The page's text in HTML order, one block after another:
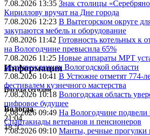
7.08.2026 13:35 Знак столицы
Кириллову вручат на Дне города
7.08.2026 12:23 В Вытегорском округе
закупаются мебель и оборудование
7.08.2026 11:42 Готовность котельных к
на Вологодчине превысила 65%
7.08.2026 11:25 Новые аппараты МРТ
медучреждениях Вологодской области
7.08.2026 10:41 В Устюжне отметят 774-
фестивалем кузнечного мастерства
7.08.2026 10:18 Вологодская область
цифровое будущее
7.08.2026 09:49 На Вологодчине подвели
Спартакиады ветеранов и пенсионеров
7.08.2026 09:10 Манты, речные прогулки
Информация
Погода сегодня
Вологда
21:04
18 °C